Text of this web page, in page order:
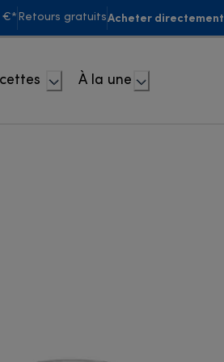
€* Retours gratuitsAcheter
À la une